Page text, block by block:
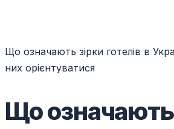
Що означають зірки готелів в
них орієнтуватися
Що означають